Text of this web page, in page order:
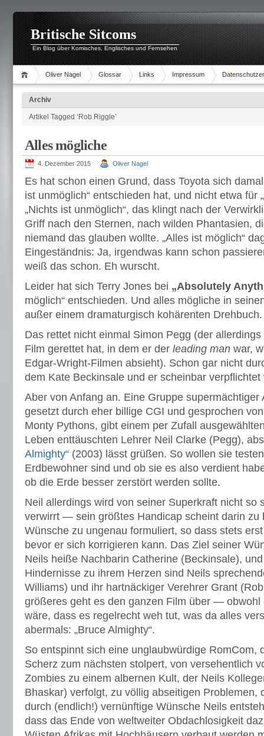
Britische Sitcoms
Ein Blog über Komisches, Englisches und Fernsehen
Oliver Nagel Glossar Links Impressum
Archiv
Artikel Tagged ‘Rob Riggle’
Alles mögliche
4. Dezember 2015 Oliver Nagel
Es hat schon einen Grund, dass Toyota sich
ist unmöglich“ entschieden hat, und nicht etwa für
„Nichts ist unmöglich“, das klingt nach der
Griff nach den Sternen, nach wilden Phantasien,
niemand das glauben wollte. „Alles ist möglich“
Eingeständnis: Ja, irgendwas kann schon
weiß das schon. Eh wurscht.
Leider hat sich Terry Jones bei „Absolutely
möglich“ entschieden. Und alles mögliche in
außer einem dramaturgisch kohärenten Drehbuch.
Das rettet nicht einmal Simon Pegg (der
Film gerettet hat, in dem er der leading man war,
Edgar-Wright-Filmen absieht). Schon gar nicht
dem Kate Beckinsale und er scheinbar verpflichtet
Aber von Anfang an. Eine Gruppe supermächtiger
gesetzt durch eher billige CGI und gesprochen
Monty Pythons, gibt einem per Zufall
Leben enttäuschten Lehrer Neil Clarke (Pegg),
Almighty“ (2003) lässt grüßen. So wollen sie
Erdbewohner sind und ob sie es also verdient
ob die Erde besser zerstört werden sollte.
Neil allerdings wird von seiner Superkraft nicht so
verwirrt — sein größtes Handicap scheint darin zu
Wünsche zu ungenau formuliert, so dass stets
bevor er sich korrigieren kann. Das Ziel seiner
Neils heiße Nachbarin Catherine (Beckinsale),
Hindernisse zu ihrem Herzen sind Neils
Williams) und ihr hartnäckiger Verehrer Grant
größeres geht es den ganzen Film über — obwohl
wäre, dass es regelrecht weh tut, was da alles
abermals: „Bruce Almighty“.
So entspinnt sich eine unglaubwürdige RomCom,
Scherz zum nächsten stolpert, von versehentlich
Zombies zu einem albernen Kult, der Neils
Bhaskar) verfolgt, zu völlig abseitigen Problemen,
durch (endlich!) vernünftige Wünsche Neils
dass das Ende von weltweiter Obdachlosigkeit